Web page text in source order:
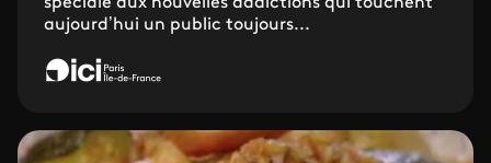
aujourd’hui un public toujours...